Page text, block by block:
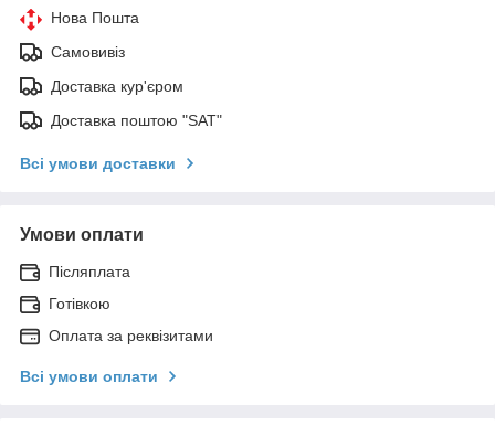
Нова Пошта
Самовивіз
Доставка кур'єром
Доставка поштою "SAT"
Всі умови доставки
Умови оплати
Післяплата
Готівкою
Оплата за реквізитами
Всі умови оплати